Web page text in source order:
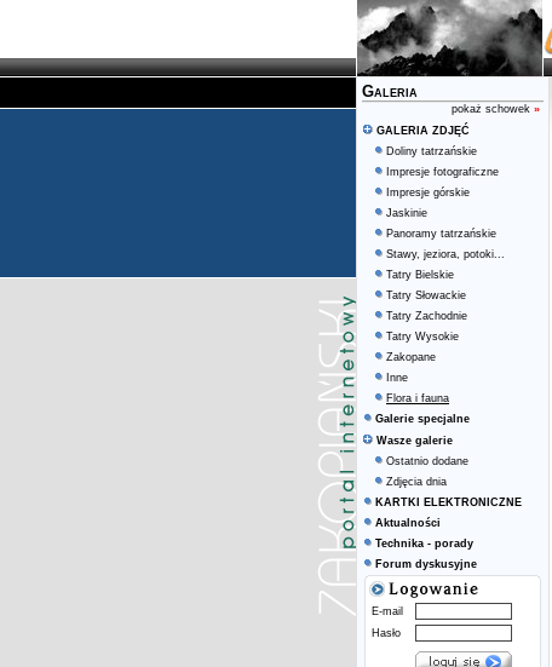
Galeria
pokaż schowek »
GALERIA ZDJĘĆ
Doliny tatrzańskie
Impresje fotograficzne
Impresje górskie
Jaskinie
Panoramy tatrzańskie
Stawy, jeziora, potoki...
Tatry Bielskie
Tatry Słowackie
Tatry Zachodnie
Tatry Wysokie
Zakopane
Inne
Flora i fauna
Galerie specjalne
Wasze galerie
Ostatnio dodane
Zdjęcia dnia
KARTKI ELEKTRONICZNE
Aktualności
Technika - porady
Forum dyskusyjne
E-mail
Hasło